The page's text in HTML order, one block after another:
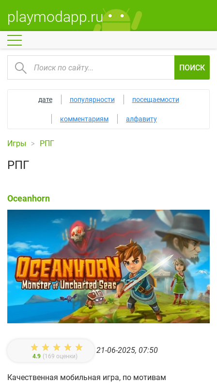
playmodapp.ru
ПОИСК
дате популярности посещаемости
комментариям алфавиту
Игры РПГ
РПГ
Oceanhorn
4.9 (169 оценки)
21-06-2025, 07:50
Качественная мобильная игра, по мотивам